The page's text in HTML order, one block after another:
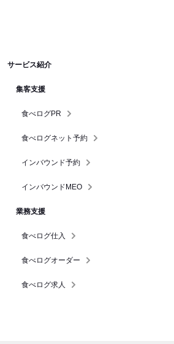
サービス紹介
集客支援
食べログPR
食べログネット予約
インバウンド予約
インバウンドMEO
業務支援
食べログ仕入
食べログオーダー
食べログ求人